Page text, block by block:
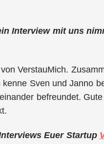
Interview mit uns
VerstauMich.
Sven und Janno
befreundet.
Euer Startup